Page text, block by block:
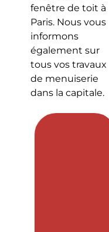
fenêtre de toit à
Paris. Nous vous
informons
également sur
tous vos travaux
de menuiserie
dans la capitale.